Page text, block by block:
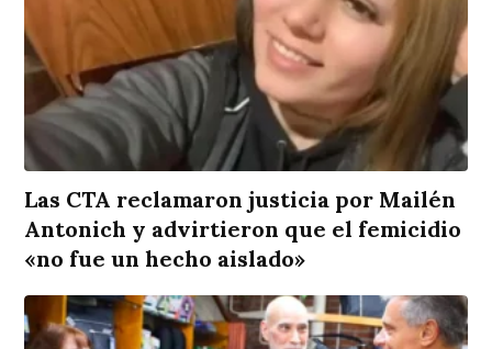
Las CTA reclamaron justicia por Mailén
Antonich y advirtieron que el femicidio
«no fue un hecho aislado»